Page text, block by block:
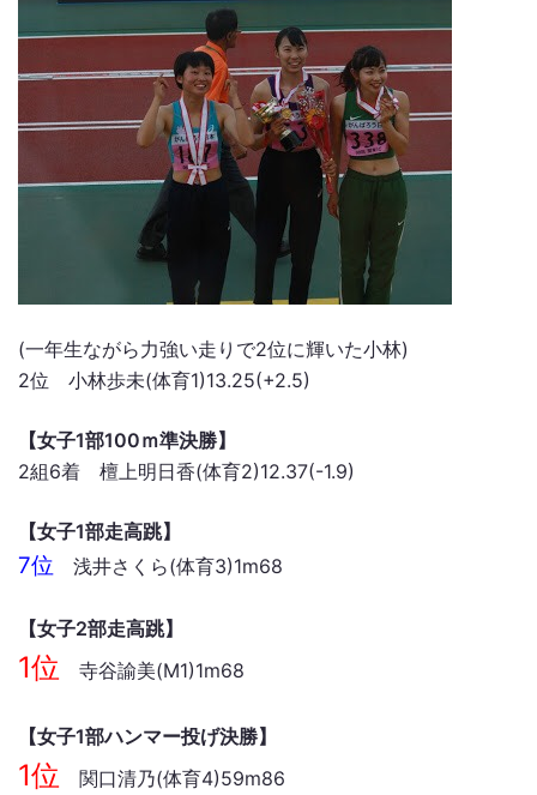
(一年生ながら力強い走りで2位に輝いた小林)
2位 小林歩未(体育1)13.25(+2.5)
【女子1部100ｍ準決勝】
2組6着 檀上明日香(体育2)12.37(-1.9)
【女子1部走高跳】
7位 浅井さくら(体育3)1m68
【女子2部走高跳】
1位 寺谷諭美(M1)1m68
【女子1部ハンマー投げ決勝】
1位 関口清乃(体育4)59m86